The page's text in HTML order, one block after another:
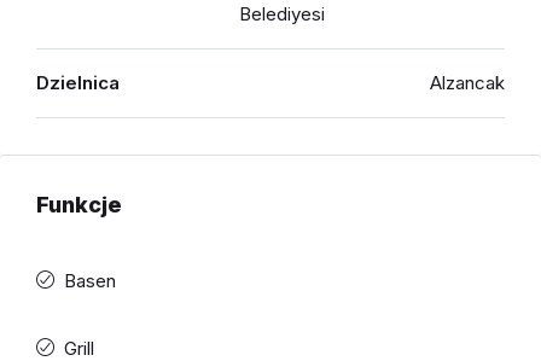
Belediyesi
Dzielnica Alzancak
Funkcje
Basen
Grill